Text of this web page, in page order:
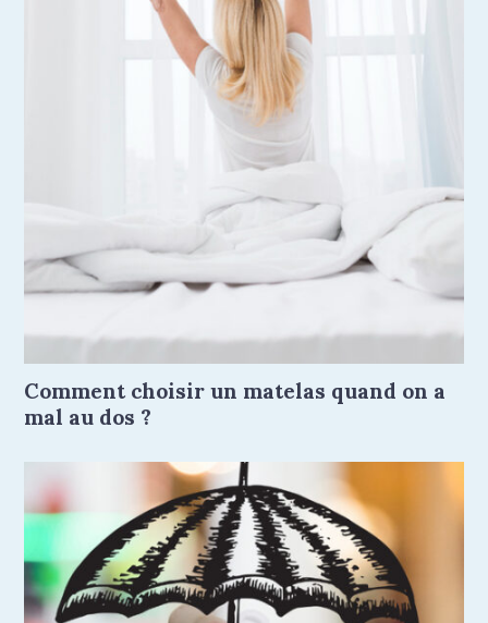
Comment choisir un matelas quand on a
mal au dos ?